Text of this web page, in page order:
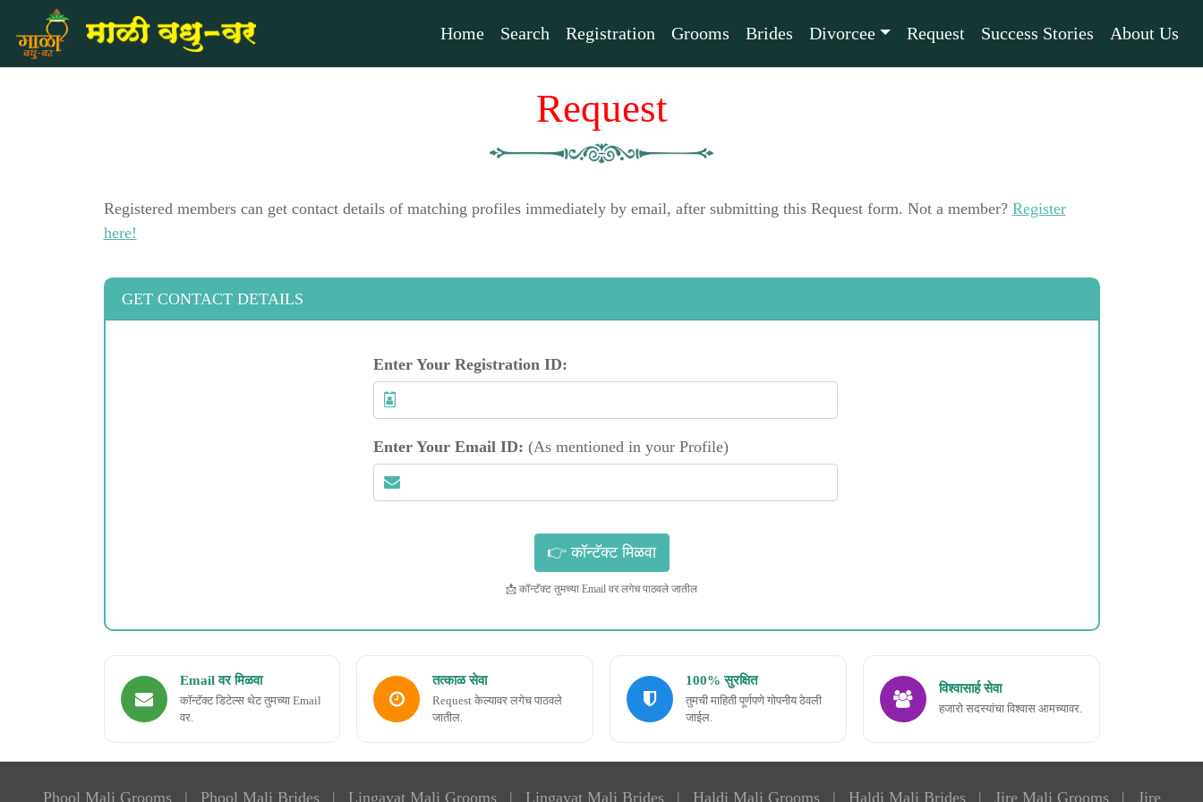
Home Search Registration Grooms Brides Divorcee Request Success Stories About Us
Request
Registered members can get contact details of matching profiles immediately by email, after submitting this Request form. Not a member? Register
here!
GET CONTACT DETAILS
Enter Your Registration ID:
Enter Your Email ID: (As mentioned in your Profile)
📩 कॉन्टॅक्ट तुमच्या Email वर लगेच पाठवले जातील
Email वर मिळवा
कॉन्टॅक्ट डिटेल्स थेट तुमच्या Email
वर.
तत्काळ सेवा
Request केल्यावर लगेच पाठवले
जातील.
100% सुरक्षित
तुमची माहिती पूर्णपणे गोपनीय ठेवली
जाईल.
विश्वासार्ह सेवा
हजारो सदस्यांचा विश्वास आमच्यावर.
Phool Mali Grooms | Phool Mali Brides | Lingayat Mali Grooms | Lingayat Mali Brides | Haldi Mali Grooms | Haldi Mali Brides | Jire Mali Grooms | Jire